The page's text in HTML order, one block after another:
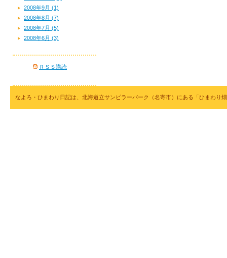
2008年9月 (1)
2008年8月 (7)
2008年7月 (5)
2008年6月 (3)
ＲＳＳ購読
なよろ・ひまわり日記は、北海道立サンピラーパーク（名寄市）にある「ひまわり